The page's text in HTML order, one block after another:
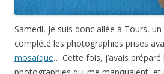
Samedi, je suis donc allée à Tours, un
complété les photographies prises
mosaïque… Cette fois, j’avais préparé